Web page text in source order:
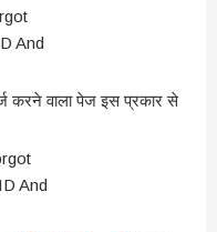
करने वाला पेज इस प्रकार से